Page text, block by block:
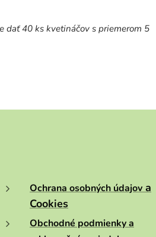
dať 40 ks kvetináčov s priemerom 5
Ochrana osobných údajov a
Cookies
Obchodné podmienky a